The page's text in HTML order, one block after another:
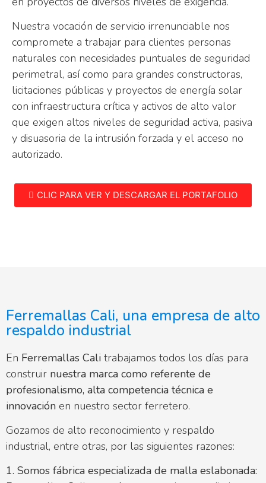
Nuestra vocación de servicio irrenunciable nos
compromete a trabajar para clientes personas
naturales con necesidades puntuales de seguridad
perimetral, así como para grandes constructoras,
licitaciones públicas y proyectos de energía solar
con infraestructura crítica y activos de alto valor
que exigen altos niveles de seguridad activa, pasiva
y disuasoria de la intrusión forzada y el acceso no
autorizado.
CLIC PARA VER Y DESCARGAR EL PORTAFOLIO
Ferremallas Cali, una empresa de alto
respaldo industrial
En Ferremallas Cali trabajamos todos los días para
construir nuestra marca como referente de
profesionalismo, alta competencia técnica e
innovación en nuestro sector ferretero.
Gozamos de alto reconocimiento y respaldo
industrial, entre otras, por las siguientes razones:
1. Somos fábrica especializada de malla eslabonada: